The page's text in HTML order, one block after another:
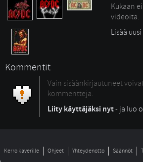
Kukaan
videoita.
Lisää
Kommentit
Vain sisäänkirjautuneet
kommentteja.
Liity käyttäjäksi nyt- ja luo
Kerro kaverille Ohjeet Yhteydenotto Säännöt